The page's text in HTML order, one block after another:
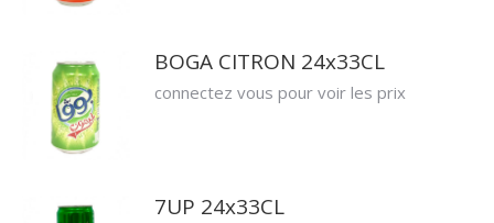
BOGA CITRON 24x33CL
connectez vous pour voir les prix
7UP 24x33CL